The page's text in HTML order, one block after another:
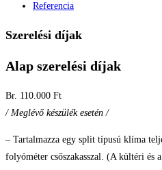
Referencia
Szerelési díjak
Alap szerelési díjak
Br. 110.000 Ft
/ Meglévő készülék esetén /
– Tartalmazza egy split típusú klíma
folyóméter csőszakasszal. (A kültéri és